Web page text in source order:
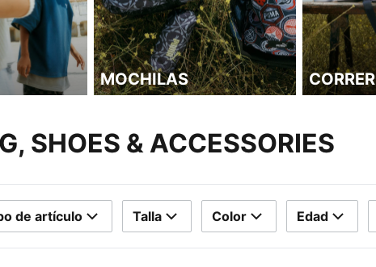
MOCHILAS CORRER
SHOES & ACCESSORIES
de artículo Talla Color Edad